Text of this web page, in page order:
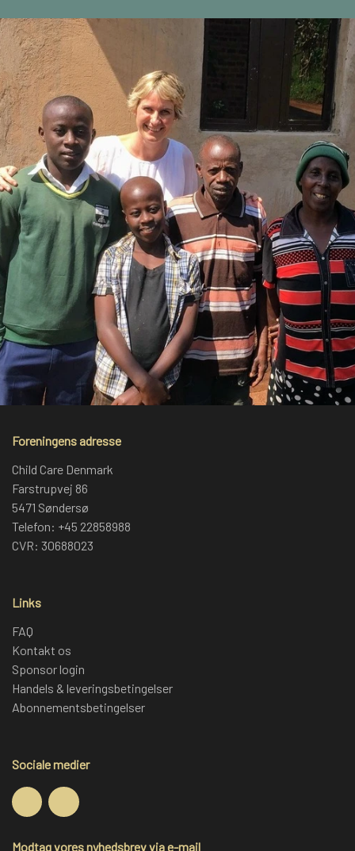
Foreningens adresse
Child Care Denmark
Farstrupvej 86
5471 Søndersø
Telefon: +45 22858988
CVR: 30688023
Links
FAQ
Kontakt os
Sponsor login
Handels & leveringsbetingelser
Abonnementsbetingelser
Sociale medier
Modtag vores nyhedsbrev via e-mail